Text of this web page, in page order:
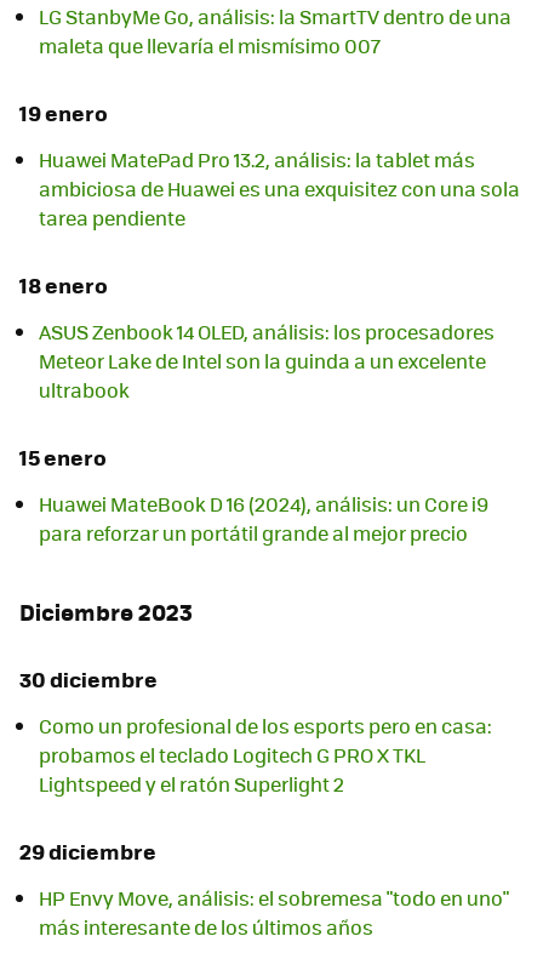
LG StanbyMe Go, análisis: la SmartTV dentro de una
maleta que llevaría el mismísimo 007
19 enero
Huawei MatePad Pro 13.2, análisis: la tablet más
ambiciosa de Huawei es una exquisitez con una sola
tarea pendiente
18 enero
ASUS Zenbook 14 OLED, análisis: los procesadores
Meteor Lake de Intel son la guinda a un excelente
ultrabook
15 enero
Huawei MateBook D 16 (2024), análisis: un Core i9
para reforzar un portátil grande al mejor precio
Diciembre 2023
30 diciembre
Como un profesional de los esports pero en casa:
probamos el teclado Logitech G PRO X TKL
Lightspeed y el ratón Superlight 2
29 diciembre
HP Envy Move, análisis: el sobremesa "todo en uno"
más interesante de los últimos años